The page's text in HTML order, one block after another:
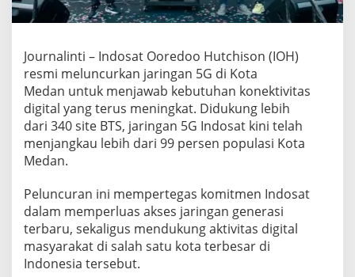
n
n
5
G
d
i
M
e
,
J
a
n
g
k
Journalinti – Indosat Ooredoo Hutchison (IOH)
resmi meluncurkan jaringan 5G di Kota
Medan untuk menjawab kebutuhan konektivitas
digital yang terus meningkat. Didukung lebih
dari 340 site BTS, jaringan 5G Indosat kini telah
menjangkau lebih dari 99 persen populasi Kota
Medan.
Peluncuran ini mempertegas komitmen Indosat
dalam memperluas akses jaringan generasi
terbaru, sekaligus mendukung aktivitas digital
masyarakat di salah satu kota terbesar di
Indonesia tersebut.